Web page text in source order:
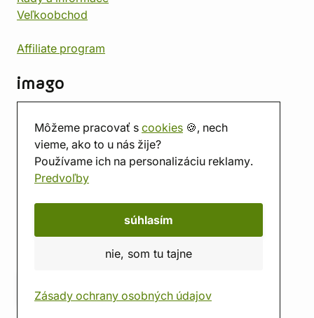
Môžeme pracovať s cookies 🍪, nech
vieme, ako to u nás žije?
Používame ich na personalizáciu reklamy.
Predvoľby
súhlasím
nie, som tu tajne
Zásady ochrany osobných údajov
Veľkoobchod
Affiliate program
imago
Predajňa
Herňa
O nás
Hodnotenie obchodu